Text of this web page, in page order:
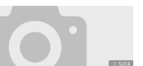
5014